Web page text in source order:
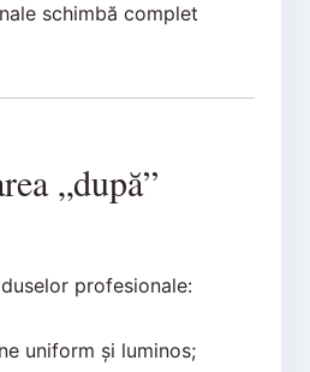
schimbă complet
„după”
profesionale:
uniform și luminos;